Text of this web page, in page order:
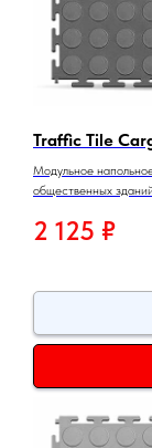
Traffic Tile
Модульное
общественных
2 125 ₽